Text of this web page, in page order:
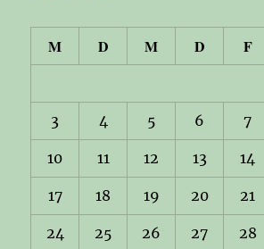
M D M D F
3 4 5 6 7
10 11 12 13 14
17 18 19 20 21
24 25 26 27 28